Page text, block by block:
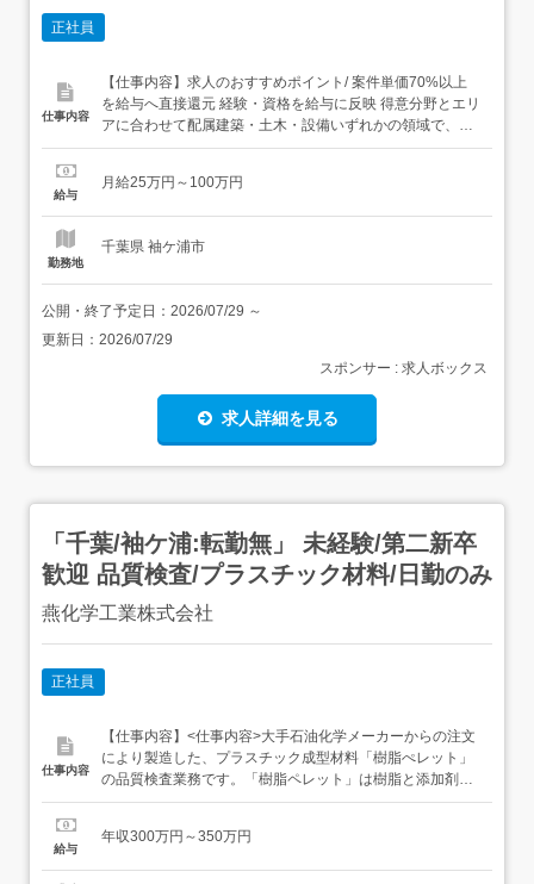
正社員
仕事内容
【仕事内容】求人のおすすめポイント/ 案件単価70%以上
を給与へ直接還元 経験・資格を給与に反映 得意分野とエリ
アに合わせて配属建築・土木・設備いずれかの領域で、こ
れまでの経験に応じた施工管理業務をお任せします。担当
築・改修案件です。<具体的な仕事内容 >・工程管理:施工
給与
月給25万円～100万円
勤務地
千葉県 袖ケ浦市
公開・終了予定日： 2026/07/29 ～
更新日： 2026/07/29
スポンサー : 求人ボックス
求人詳細を見る
「千葉/袖ケ浦:転勤無」 未経験/第二新卒
歓迎 品質検査/プラスチック材料/日勤のみ
燕化学工業株式会社
正社員
仕事内容
【仕事内容】<仕事内容>大手石油化学メーカーからの注文
により製造した、プラスチック成型材料「樹脂ぺレット」
の品質検査業務です。「樹脂ペレット」は樹脂と添加剤を
溶融して練り合わせた米粒のような形状をしており、プラ
は… ・製品の流動性を測定機にて測定 ・電気炉で燃やした
給与
年収300万円～350万円